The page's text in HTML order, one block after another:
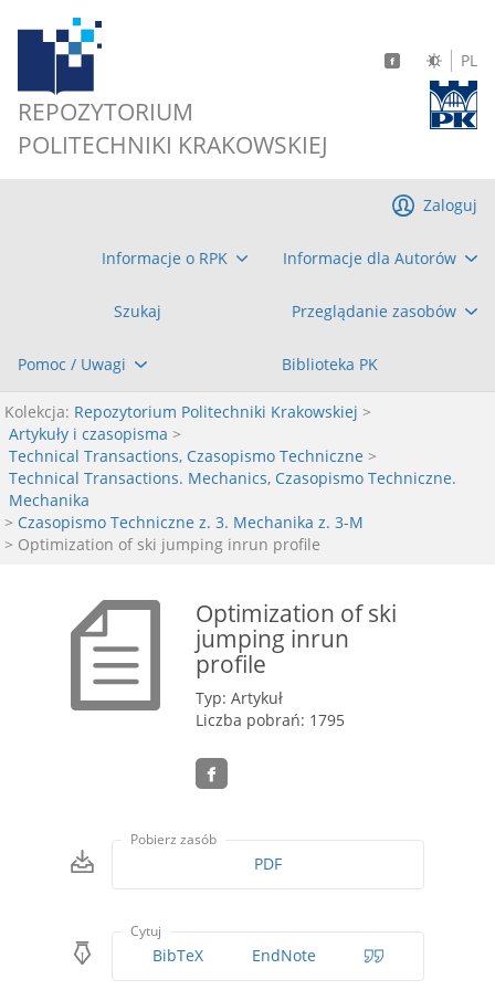
REPOZYTORIUM
POLITECHNIKI KRAKOWSKIEJ
PL
Informacje o RPK Informacje dla Autorów
Szukaj Przeglądanie zasobów
Pomoc / Uwagi Biblioteka PK
Zaloguj
Kolekcja: Repozytorium Politechniki Krakowskiej >
Artykuły i czasopisma >
Technical Transactions, Czasopismo Techniczne >
Technical Transactions. Mechanics, Czasopismo Techniczne.
Mechanika
> Czasopismo Techniczne z. 3. Mechanika z. 3-M
> Optimization of ski jumping inrun profile
Optimization of ski
jumping inrun
profile
Typ: Artykuł
Liczba pobrań: 1795
Pobierz zasób
PDF
Cytuj
BibTeX EndNote